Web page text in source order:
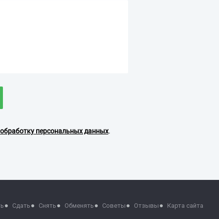
обработку персональных данных.
Сдать Снять Обменять Советы Отзывы Карта сайта